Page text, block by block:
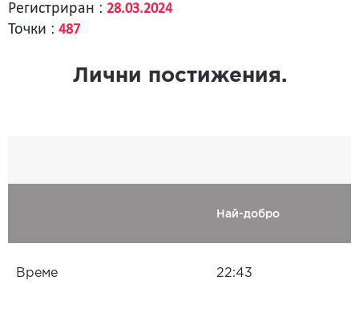
Регистриран : 28.03.2024
Точки : 487
Лични постижения.
Най-добро
Време 22:43